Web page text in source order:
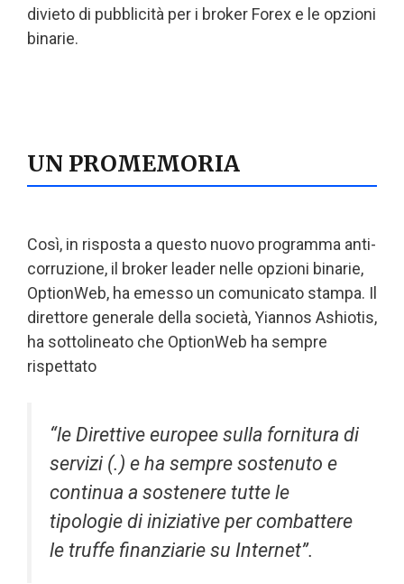
divieto di pubblicità per i broker Forex e le opzioni
binarie.
UN PROMEMORIA
Così, in risposta a questo nuovo programma anti-
corruzione, il broker leader nelle opzioni binarie,
OptionWeb, ha emesso un comunicato stampa. Il
direttore generale della società, Yiannos Ashiotis,
ha sottolineato che OptionWeb ha sempre
rispettato
“le Direttive europee sulla fornitura di
servizi (.) e ha sempre sostenuto e
continua a sostenere tutte le
tipologie di iniziative per combattere
le truffe finanziarie su Internet”.